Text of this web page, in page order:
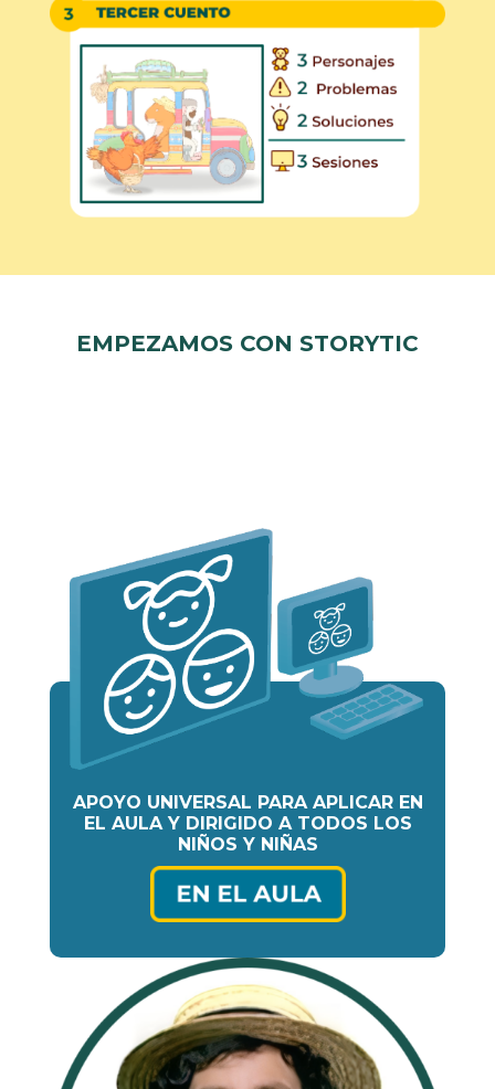
EMPEZAMOS CON STORYTIC
APOYO UNIVERSAL PARA APLICAR EN
EL AULA Y DIRIGIDO A TODOS LOS
NIÑOS Y NIÑAS